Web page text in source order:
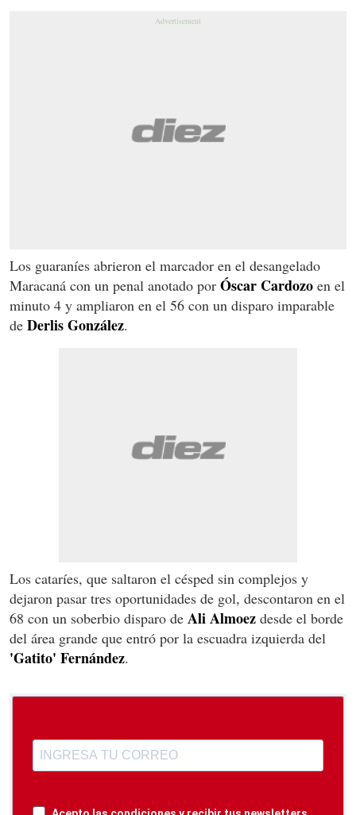
Los guaraníes abrieron el marcador en el desangelado
Maracaná con un penal anotado por Óscar Cardozo en el
minuto 4 y ampliaron en el 56 con un disparo imparable
de Derlis González.
Los cataríes, que saltaron el césped sin complejos y
dejaron pasar tres oportunidades de gol, descontaron en el
68 con un soberbio disparo de Ali Almoez desde el borde
del área grande que entró por la escuadra izquierda del
'Gatito' Fernández.